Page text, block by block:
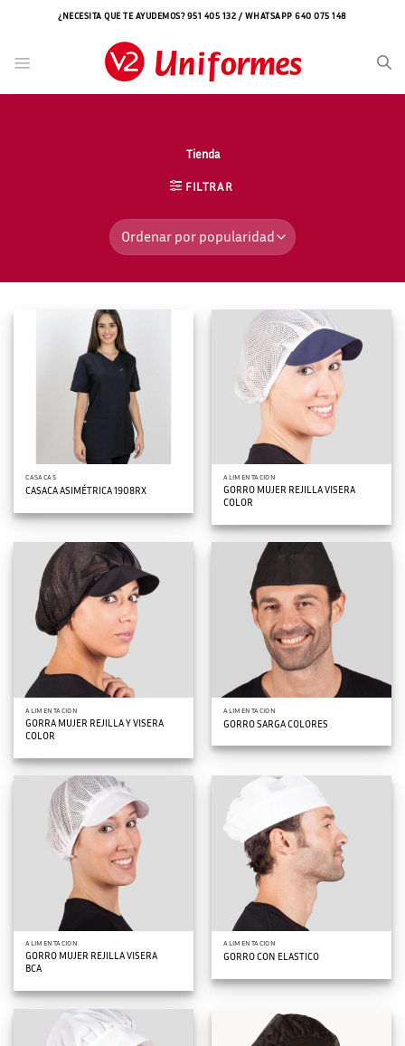
¿NECESITA QUE TE AYUDEMOS? 951 405 132 / WHATSAPP 640 075 148
Tienda
FILTRAR
CASACAS
CASACA ASIMÉTRICA 1908RX
ALIMENTACION
GORRO MUJER REJILLA VISERA
COLOR
ALIMENTACION
GORRA MUJER REJILLA Y VISERA
COLOR
ALIMENTACION
GORRO SARGA COLORES
ALIMENTACION
GORRO MUJER REJILLA VISERA
BCA
ALIMENTACION
GORRO CON ELASTICO